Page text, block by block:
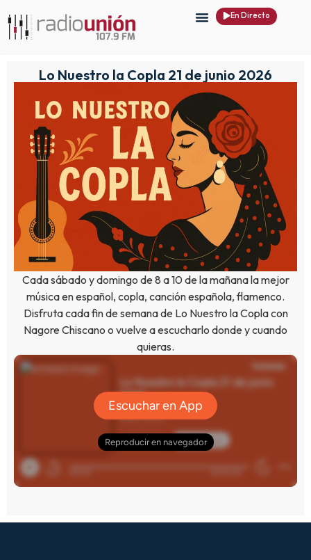
En Directo
Lo Nuestro la Copla 21 de junio 2026
Cada sábado y domingo de 8 a 10 de la mañana la mejor
música en español, copla, canción española, flamenco.
Disfruta cada fin de semana de Lo Nuestro la Copla con
Nagore Chiscano o vuelve a escucharlo donde y cuando
quieras.